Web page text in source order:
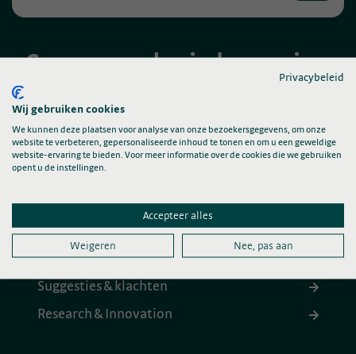
Samen verder in beweging
Snel naar
Over ons
Agenda
Werken bij
Suggesties & klachten
Research & Innovation
Privacybeleid
Wij gebruiken cookies
We kunnen deze plaatsen voor analyse van onze bezoekersgegevens, om onze
website te verbeteren, gepersonaliseerde inhoud te tonen en om u een geweldige
website-ervaring te bieden. Voor meer informatie over de cookies die we gebruiken
opent u de instellingen.
Accepteer alles
Weigeren Nee, pas aan